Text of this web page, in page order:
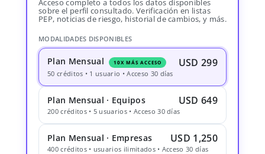
Acceso completo a todos los datos disponibles
sobre el perfil consultado. Verificación en listas
PEP, noticias de riesgo, historial de cambios, y más.
MODALIDADES DISPONIBLES
Plan Mensual 10X MÁS ACCESO USD 299
50 créditos • 1 usuario • Acceso 30 días
Plan Mensual · Equipos USD 649
200 créditos • 5 usuarios • Acceso 30 días
Plan Mensual · Empresas USD 1,250
400 créditos • usuarios ilimitados • Acceso 30 días